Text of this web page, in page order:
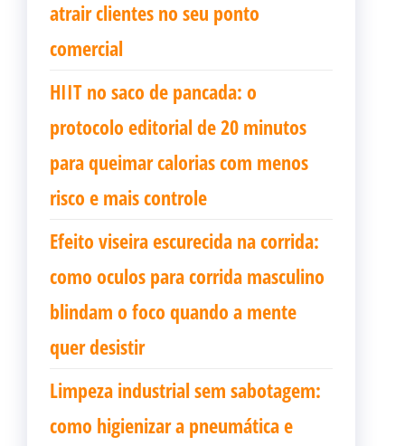
atrair clientes no seu ponto
comercial
HIIT no saco de pancada: o
protocolo editorial de 20 minutos
para queimar calorias com menos
risco e mais controle
Efeito viseira escurecida na corrida:
como oculos para corrida masculino
blindam o foco quando a mente
quer desistir
Limpeza industrial sem sabotagem:
como higienizar a pneumática e